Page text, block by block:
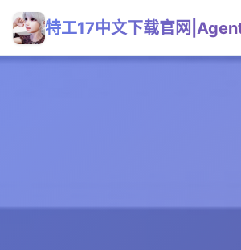
特工17中文下载官网